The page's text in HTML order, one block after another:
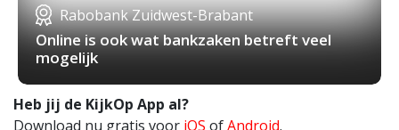
Rabobank Zuidwest-Brabant
Online is ook wat bankzaken betreft veel
mogelijk
Heb jij de KijkOp App al?
Download nu gratis voor iOS ofAndroid.